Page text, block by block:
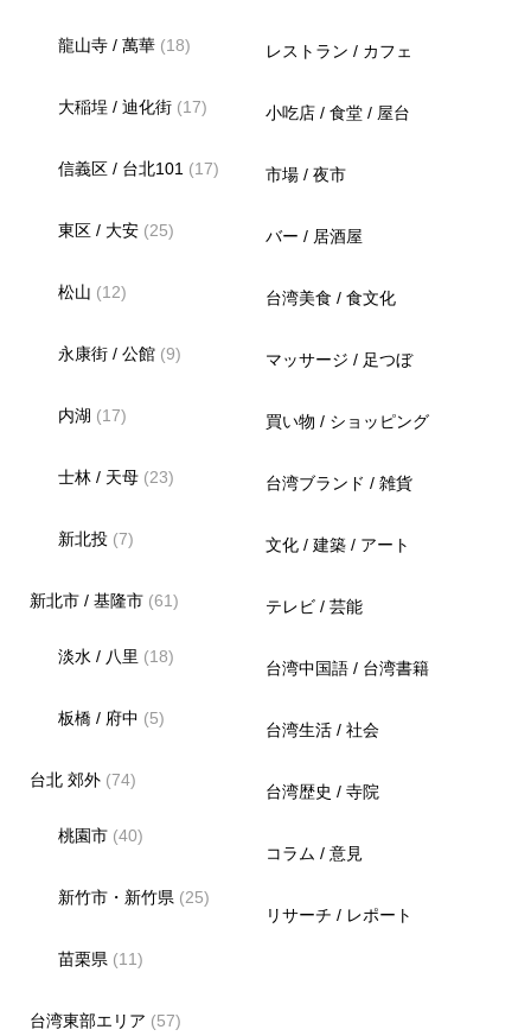
龍山寺 / 萬華 (18)
大稲埕 / 迪化街 (17)
信義区 / 台北101 (17)
東区 / 大安 (25)
松山 (12)
永康街 / 公館 (9)
内湖 (17)
士林 / 天母 (23)
新北投 (7)
新北市 / 基隆市(61)
淡水 / 八里 (18)
板橋 / 府中 (5)
台北 郊外(74)
桃園市 (40)
新竹市・新竹県 (25)
苗栗県 (11)
台湾東部エリア (57)
レストラン / カフェ
小吃店 / 食堂 / 屋台
市場 / 夜市
バー / 居酒屋
台湾美食 / 食文化
マッサージ / 足つぼ
買い物 / ショッピング
台湾ブランド / 雑貨
文化 / 建築 / アート
テレビ / 芸能
台湾中国語 / 台湾書籍
台湾生活 / 社会
台湾歴史 / 寺院
コラム / 意見
リサーチ / レポート